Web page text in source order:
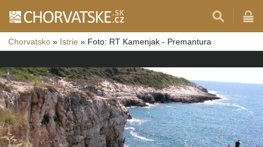
Chorvatsko » Istrie » Foto: RT Kamenjak - Premantura